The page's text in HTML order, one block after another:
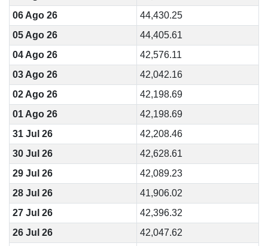
06 Ago 26
44,430.25
05 Ago 26
44,405.61
04 Ago 26
42,576.11
03 Ago 26
42,042.16
02 Ago 26
42,198.69
01 Ago 26
42,198.69
31 Jul 26
42,208.46
30 Jul 26
42,628.61
29 Jul 26
42,089.23
28 Jul 26
41,906.02
27 Jul 26
42,396.32
26 Jul 26
42,047.62